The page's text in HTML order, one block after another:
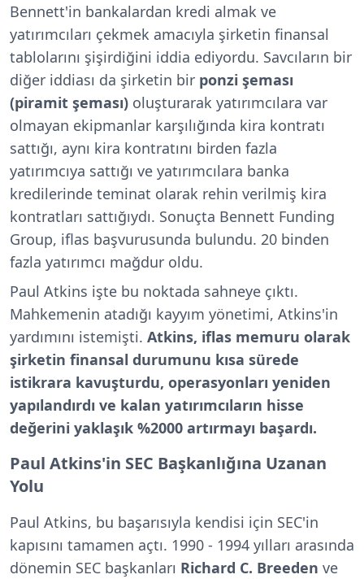
Bennett'in bankalardan kredi almak ve
yatırımcıları çekmek amacıyla şirketin finansal
tablolarını şişirdiğini iddia ediyordu. Savcıların bir
diğer iddiası da şirketin bir ponzi şeması
(piramit şeması) oluşturarak yatırımcılara var
olmayan ekipmanlar karşılığında kira kontratı
sattığı, aynı kira kontratını birden fazla
yatırımcıya sattığı ve yatırımcılara banka
kredilerinde teminat olarak rehin verilmiş kira
kontratları sattığıydı. Sonuçta Bennett Funding
Group, iflas başvurusunda bulundu. 20 binden
fazla yatırımcı mağdur oldu.
Paul Atkins işte bu noktada sahneye çıktı.
Mahkemenin atadığı kayyım yönetimi, Atkins'in
yardımını istemişti. Atkins, iflas memuru olarak
şirketin finansal durumunu kısa sürede
istikrara kavuşturdu, operasyonları yeniden
yapılandırdı ve kalan yatırımcıların hisse
değerini yaklaşık %2000 artırmayı başardı.
Paul Atkins'in SEC Başkanlığına Uzanan
Yolu
Paul Atkins, bu başarısıyla kendisi için SEC'in
kapısını tamamen açtı. 1990 - 1994 yılları arasında
dönemin SEC başkanları Richard C. Breeden ve